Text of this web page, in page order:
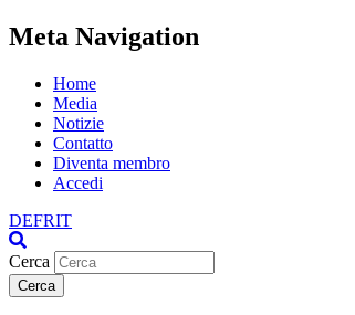
Meta Navigation
Home
Media
Notizie
Contatto
Diventa membro
Accedi
DEFRIT
Cerca
Cerca